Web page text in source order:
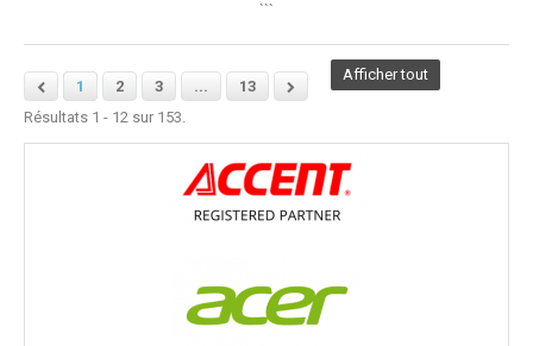
```
Afficher tout
1 2 3 ...
13
Résultats 1 - 12 sur 153.